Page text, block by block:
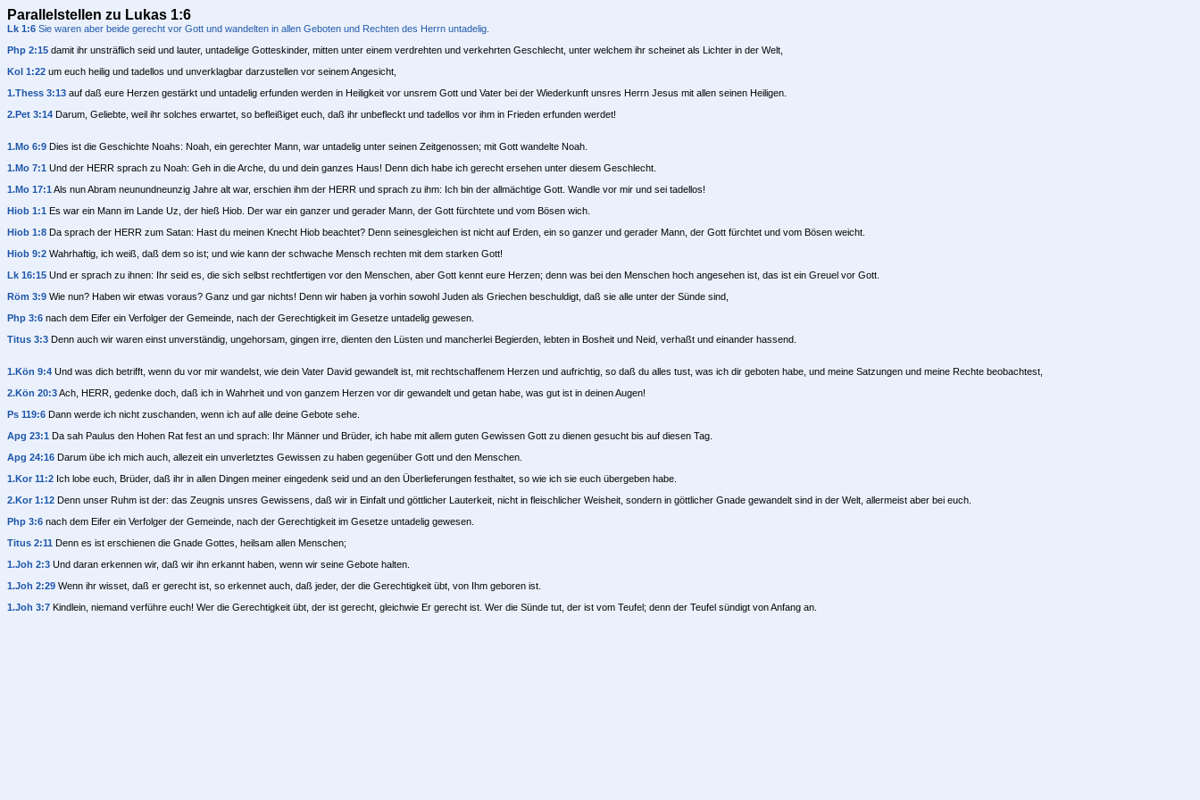
Parallelstellen zu Lukas 1:6
Lk 1:6 Sie waren aber beide gerecht vor Gott und wandelten in allen Geboten und Rechten des Herrn untadelig.
Php 2:15 damit ihr unsträflich seid und lauter, untadelige Gotteskinder, mitten unter einem verdrehten und verkehrten Geschlecht, unter welchem ihr scheinet als Lichter in der Welt,
Kol 1:22 um euch heilig und tadellos und unverklagbar darzustellen vor seinem Angesicht,
1.Thess 3:13 auf daß eure Herzen gestärkt und untadelig erfunden werden in Heiligkeit vor unsrem Gott und Vater bei der Wiederkunft unsres Herrn Jesus mit allen seinen Heiligen.
2.Pet 3:14 Darum, Geliebte, weil ihr solches erwartet, so befleißiget euch, daß ihr unbefleckt und tadellos vor ihm in Frieden erfunden werdet!
1.Mo 6:9 Dies ist die Geschichte Noahs: Noah, ein gerechter Mann, war untadelig unter seinen Zeitgenossen; mit Gott wandelte Noah.
1.Mo 7:1 Und der HERR sprach zu Noah: Geh in die Arche, du und dein ganzes Haus! Denn dich habe ich gerecht ersehen unter diesem Geschlecht.
1.Mo 17:1 Als nun Abram neunundneunzig Jahre alt war, erschien ihm der HERR und sprach zu ihm: Ich bin der allmächtige Gott. Wandle vor mir und sei tadellos!
Hiob 1:1 Es war ein Mann im Lande Uz, der hieß Hiob. Der war ein ganzer und gerader Mann, der Gott fürchtete und vom Bösen wich.
Hiob 1:8 Da sprach der HERR zum Satan: Hast du meinen Knecht Hiob beachtet? Denn seinesgleichen ist nicht auf Erden, ein so ganzer und gerader Mann, der Gott fürchtet und vom Bösen weicht.
Hiob 9:2 Wahrhaftig, ich weiß, daß dem so ist; und wie kann der schwache Mensch rechten mit dem starken Gott!
Lk 16:15 Und er sprach zu ihnen: Ihr seid es, die sich selbst rechtfertigen vor den Menschen, aber Gott kennt eure Herzen; denn was bei den Menschen hoch angesehen ist, das ist ein Greuel vor Gott.
Röm 3:9 Wie nun? Haben wir etwas voraus? Ganz und gar nichts! Denn wir haben ja vorhin sowohl Juden als Griechen beschuldigt, daß sie alle unter der Sünde sind,
Php 3:6 nach dem Eifer ein Verfolger der Gemeinde, nach der Gerechtigkeit im Gesetze untadelig gewesen.
Titus 3:3 Denn auch wir waren einst unverständig, ungehorsam, gingen irre, dienten den Lüsten und mancherlei Begierden, lebten in Bosheit und Neid, verhaßt und einander hassend.
1.Kön 9:4 Und was dich betrifft, wenn du vor mir wandelst, wie dein Vater David gewandelt ist, mit rechtschaffenem Herzen und aufrichtig, so daß du alles tust, was ich dir geboten habe, und meine Satzungen und meine Rechte beobachtest,
2.Kön 20:3Ach, HERR, gedenke doch, daß ich in Wahrheit und von ganzem Herzen vor dir gewandelt und getan habe, was gut ist in deinen Augen!
Ps 119:6 Dann werde ich nicht zuschanden, wenn ich auf alle deine Gebote sehe.
Apg 23:1 Da sah Paulus den Hohen Rat fest an und sprach: Ihr Männer und Brüder, ich habe mit allem guten Gewissen Gott zu dienen gesucht bis auf diesen Tag.
Apg 24:16 Darum übe ich mich auch, allezeit ein unverletztes Gewissen zu haben gegenüber Gott und den Menschen.
1.Kor 11:2 Ich lobe euch, Brüder, daß ihr in allen Dingen meiner eingedenk seid und an den Überlieferungen festhaltet, so wie ich sie euch übergeben habe.
2.Kor 1:12 Denn unser Ruhm ist der: das Zeugnis unsres Gewissens, daß wir in Einfalt und göttlicher Lauterkeit, nicht in fleischlicher Weisheit, sondern in göttlicher Gnade gewandelt sind in der Welt, allermeist aber bei euch.
Php 3:6 nach dem Eifer ein Verfolger der Gemeinde, nach der Gerechtigkeit im Gesetze untadelig gewesen.
Titus 2:11 Denn es ist erschienen die Gnade Gottes, heilsam allen Menschen;
1.Joh 2:3 Und daran erkennen wir, daß wir ihn erkannt haben, wenn wir seine Gebote halten.
1.Joh 2:29 Wenn ihr wisset, daß er gerecht ist, so erkennet auch, daß jeder, der die Gerechtigkeit übt, von Ihm geboren ist.
1.Joh 3:7 Kindlein, niemand verführe euch! Wer die Gerechtigkeit übt, der ist gerecht, gleichwie Er gerecht ist. Wer die Sünde tut, der ist vom Teufel; denn der Teufel sündigt von Anfang an.